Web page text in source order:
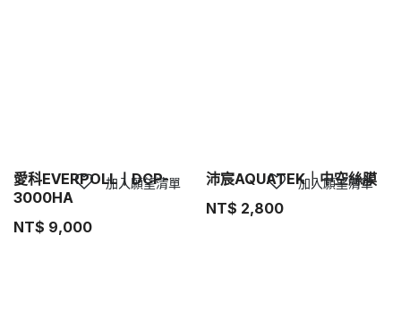
愛科EVERPOLL丨DCP-
3000HA
NT$ 9,000
加入願望清單
沛宸AQUATEK｜中空絲膜
NT$ 2,800
加入願望清單